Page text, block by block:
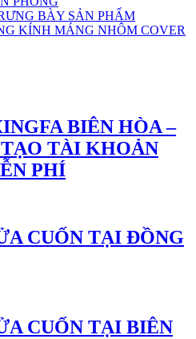
BÀY SẢN PHẨM
KÍNH MÁNG NHÔM COVER
BIÊN HÒA –
TÀI KHOẢN
PHÍ
CUỐN TẠI ĐỒNG
CUỐN TẠI BIÊN